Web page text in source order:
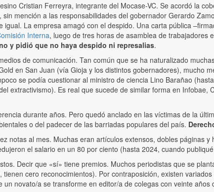
Cristian Ferreyra, integrante del Mocase-VC. Se acordó la
mención a las responsabilidades del gobernador Gerardo
La empresa amagó con el despido. Una carta pública
Interna, luego de tres horas de asamblea de trabajadores
y pidió que no haya despido ni represalias.
de comunicación. Tan común que se ha naturalizado
en San Juan (vía Gioja y los distintos gobernadores), mucho
se podía cuestionar al ministro de ciencia Lino Barañao
extractivismo). Es real que sucede de similar forma en
durante años. Pero quedó anclado en las víctimas de la
o del padecer de las barriadas populares del país.
notas al mes. Muchas eran artículos extensos, dobles páginas
el salario en un 80 por ciento (hasta 2024, cuando
Decir que «sí» tiene premios. Muchos periodistas que se
cero reconocimientos). Por contraposición, existen
novato/a se transforme en editor/a de colegas con veinte años